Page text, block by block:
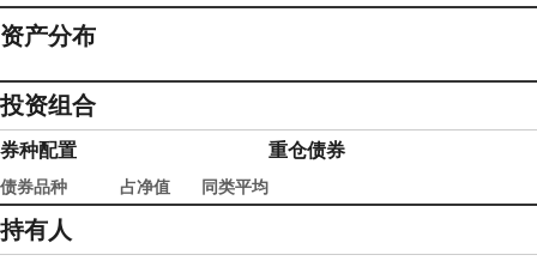
资产分布
投资组合
券种配置
债券品种 占净值 同类平均
重仓债券
持有人